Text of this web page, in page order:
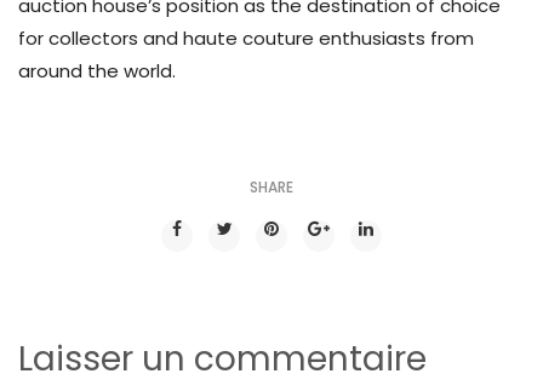
auction house’s position as the destination of choice
for collectors and haute couture enthusiasts from
around the world.
SHARE
Laisser un commentaire